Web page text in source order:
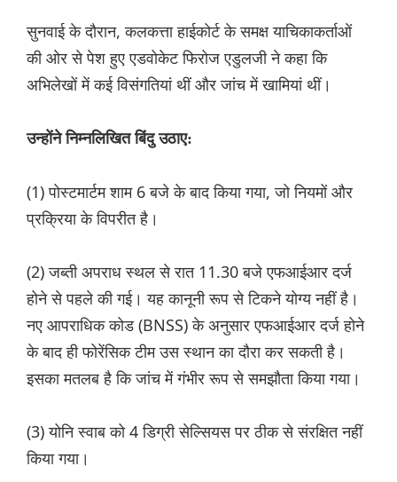
सुनवाई के दौरान, कलकत्ता हाईकोर्ट के समक्ष याचिकाकर्ताओं
की ओर से पेश हुए एडवोकेट फिरोज एडुलजी ने कहा कि
अभिलेखों में कई विसंगतियां थीं और जांच में खामियां थीं।
उन्होंने निम्नलिखित बिंदु उठाए:
(1) पोस्टमार्टम शाम 6 बजे के बाद किया गया, जो नियमों और
प्रक्रिया के विपरीत है।
(2) जब्ती अपराध स्थल से रात 11.30 बजे एफआईआर दर्ज
होने से पहले की गई। यह कानूनी रूप से टिकने योग्य नहीं है।
नए आपराधिक कोड (BNSS) के अनुसार एफआईआर दर्ज होने
के बाद ही फोरेंसिक टीम उस स्थान का दौरा कर सकती है।
इसका मतलब है कि जांच में गंभीर रूप से समझौता किया गया।
(3) योनि स्वाब को 4 डिग्री सेल्सियस पर ठीक से संरक्षित नहीं
किया गया।